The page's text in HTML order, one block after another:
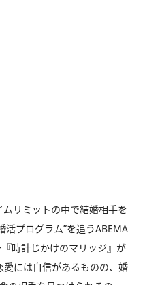
リミットの中で結婚相手を
活プログラム”を追うABEMA
時計じかけのマリッジ』が
には自信があるものの、婚